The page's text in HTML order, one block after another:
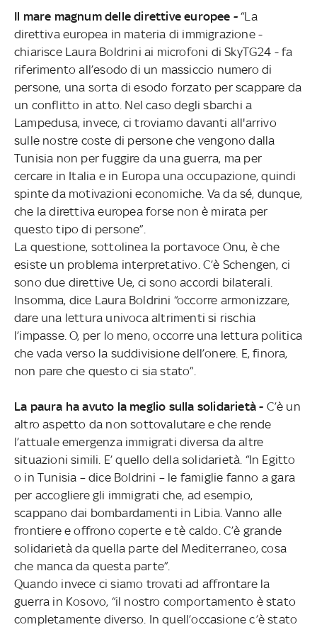
Il mare magnum delle direttive europee -“La
direttiva europea in materia di immigrazione -
chiarisce Laura Boldrini ai microfoni di SkyTG24 - fa
riferimento all’esodo di un massiccio numero di
persone, una sorta di esodo forzato per scappare da
un conflitto in atto. Nel caso degli sbarchi a
Lampedusa, invece, ci troviamo davanti all'arrivo
sulle nostre coste di persone che vengono dalla
Tunisia non per fuggire da una guerra, ma per
cercare in Italia e in Europa una occupazione, quindi
spinte da motivazioni economiche. Va da sé, dunque,
che la direttiva europea forse non è mirata per
questo tipo di persone”.
La questione, sottolinea la portavoce Onu, è che
esiste un problema interpretativo. C’è Schengen, ci
sono due direttive Ue, ci sono accordi bilaterali.
Insomma, dice Laura Boldrini “occorre armonizzare,
dare una lettura univoca altrimenti si rischia
l’impasse. O, per lo meno, occorre una lettura politica
che vada verso la suddivisione dell’onere. E, finora,
non pare che questo ci sia stato”.
La paura ha avuto la meglio sulla solidarietà - C’è un
altro aspetto da non sottovalutare e che rende
l’attuale emergenza immigrati diversa da altre
situazioni simili. E’ quello della solidarietà. “In Egitto
o in Tunisia – dice Boldrini – le famiglie fanno a gara
per accogliere gli immigrati che, ad esempio,
scappano dai bombardamenti in Libia. Vanno alle
frontiere e offrono coperte e tè caldo. C’è grande
solidarietà da quella parte del Mediterraneo, cosa
che manca da questa parte”.
Quando invece ci siamo trovati ad affrontare la
guerra in Kosovo, “il nostro comportamento è stato
completamente diverso. In quell’occasione c’è stato